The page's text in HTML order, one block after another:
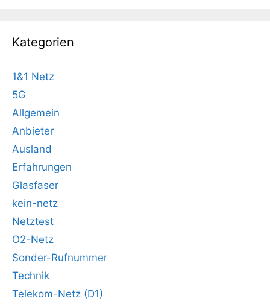
Kategorien
1&1 Netz
5G
Allgemein
Anbieter
Ausland
Erfahrungen
Glasfaser
kein-netz
Netztest
O2-Netz
Sonder-Rufnummer
Technik
Telekom-Netz (D1)